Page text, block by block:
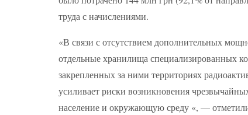
труда с начислениями.
«В связи с отсутствием дополнительных
отдельные хранилища специализированных
закрепленных за ними территориях
усиливает риски возникновения
население и окружающую среду «, —